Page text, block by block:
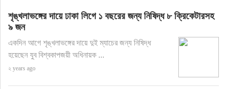
শৃঙ্খলাভঙ্গের দায়ে ঢাকা লিগে ১ বছরের জন্য নিষিদ্ধ ৮ ক্রিকেটারসহ
৯ জন
একদিন আগে শৃঙ্খলাভঙ্গের দায়ে দুই ম্যাচের জন্য নিষিদ্ধ
হয়েছেন যুব বিশ্বকাপজয়ী অধিনায়ক ...
২ years ago